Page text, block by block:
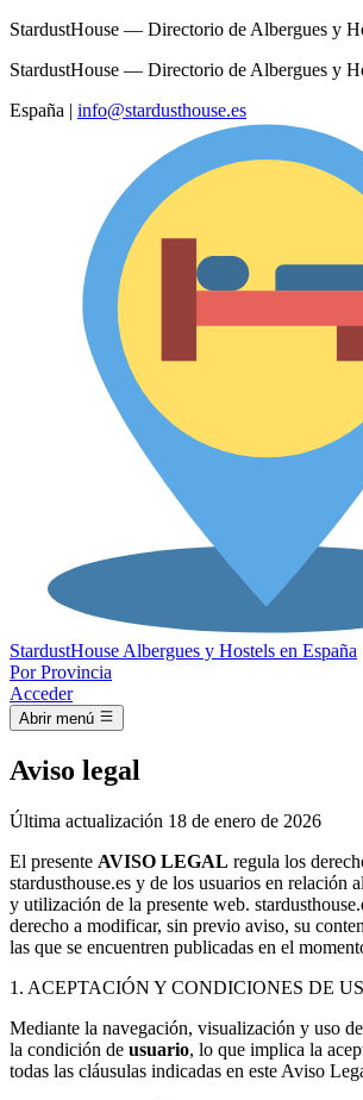
StardustHouse — Directorio de Albergues y
StardustHouse — Directorio de Albergues y
España | info@stardusthouse.es
StardustHouse Albergues y Hostels en España
Por Provincia
Acceder
Abrir menú
Aviso legal
Última actualización 18 de enero de 2026
El presente AVISO LEGAL regula los
stardusthouse.es y de los usuarios en relación
y utilización de la presente web.
derecho a modificar, sin previo aviso, su
las que se encuentren publicadas en el
1. ACEPTACIÓN Y CONDICIONES DE
Mediante la navegación, visualización y uso
la condición de usuario, lo que implica la
todas las cláusulas indicadas en este Aviso